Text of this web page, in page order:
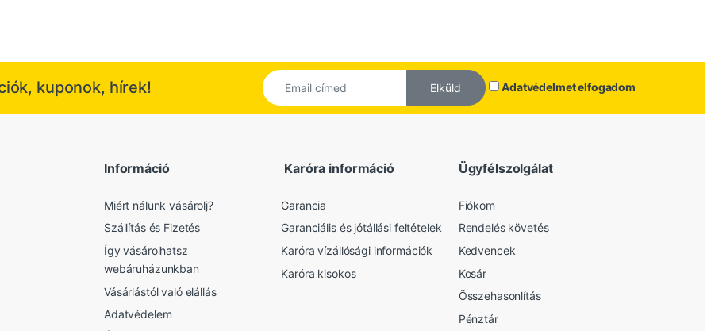
kuponok, hírek! Elküld Adatvédelmet elfogadom
Információ
Miért nálunk vásárolj?
Szállítás és Fizetés
Így vásárolhatsz
webáruházunkban
Vásárlástól való elállás
Adatvédelem
Karóra információ
Garancia
Garanciális és jótállási feltételek
Karóra vízállósági információk
Karóra kisokos
Ügyfélszolgálat
Fiókom
Rendelés követés
Kedvencek
Kosár
Összehasonlítás
Pénztár